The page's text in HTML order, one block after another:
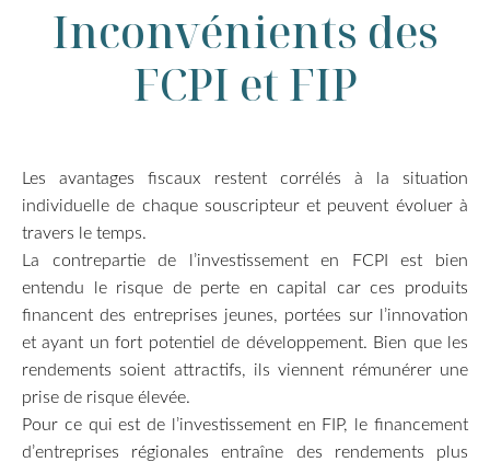
Inconvénients des
FCPI et FIP
Les avantages fiscaux restent corrélés à la situation
individuelle de chaque souscripteur et peuvent évoluer à
travers le temps.
La contrepartie de l’investissement en FCPI est bien
entendu le risque de perte en capital car ces produits
financent des entreprises jeunes, portées sur l’innovation
et ayant un fort potentiel de développement. Bien que les
rendements soient attractifs, ils viennent rémunérer une
prise de risque élevée.
Pour ce qui est de l’investissement en FIP, le financement
d’entreprises régionales entraîne des rendements plus